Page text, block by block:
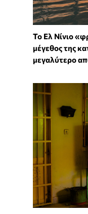
Το Ελ Νίνιο
μέγεθος της
μεγαλύτερο